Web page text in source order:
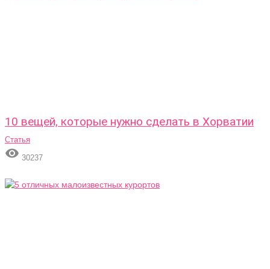
10 вещей, которые нужно сделать в Хорватии
Статья
 30237